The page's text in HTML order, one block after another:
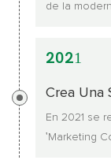
de la
2021
Crea Una
En 2021 se
'Marketing